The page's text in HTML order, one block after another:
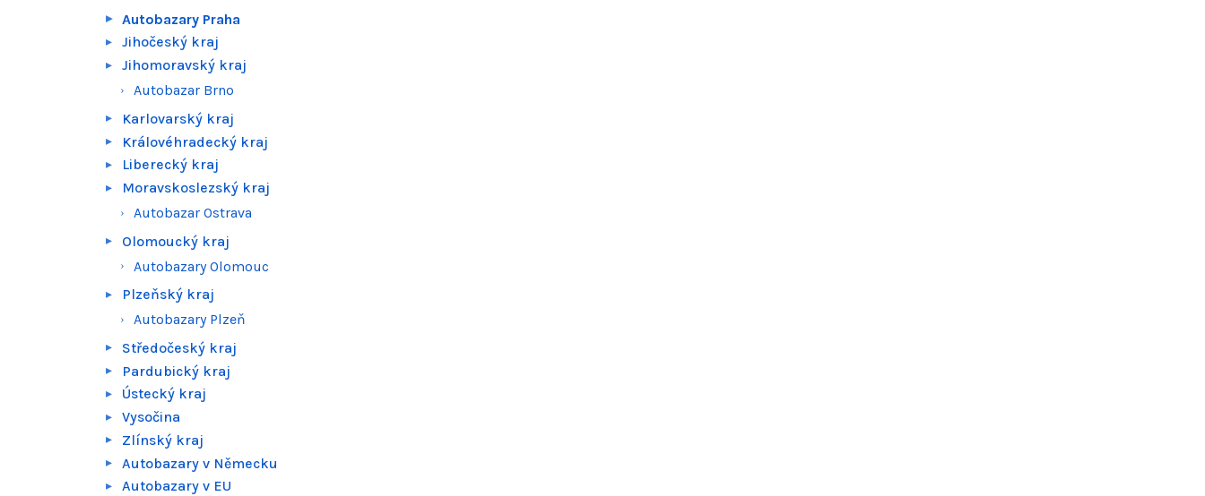
Autobazary Praha
Jihočeský kraj
Jihomoravský kraj
Autobazar Brno
Karlovarský kraj
Královéhradecký kraj
Liberecký kraj
Moravskoslezský kraj
Autobazar Ostrava
Olomoucký kraj
Autobazary Olomouc
Plzeňský kraj
Autobazary Plzeň
Středočeský kraj
Pardubický kraj
Ústecký kraj
Vysočina
Zlínský kraj
Autobazary v Německu
Autobazary v EU